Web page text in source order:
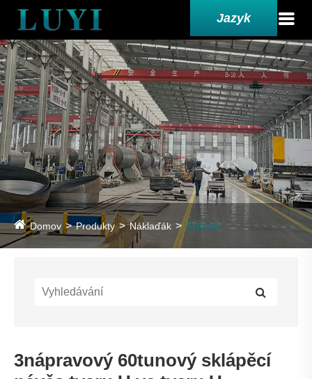
Jazyk
Domov Produkty Náklaďák Sklápěč
3nápravový 60tunový sklápěcí